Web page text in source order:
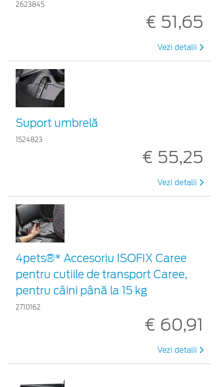
2623845
€ 51,65
Vezi detalii
Suport umbrelă
1524823
€ 55,25
Vezi detalii
4pets®* Accesoriu ISOFIX Caree
pentru cutiile de transport Caree,
pentru câini până la 15 kg
2710162
€ 60,91
Vezi detalii